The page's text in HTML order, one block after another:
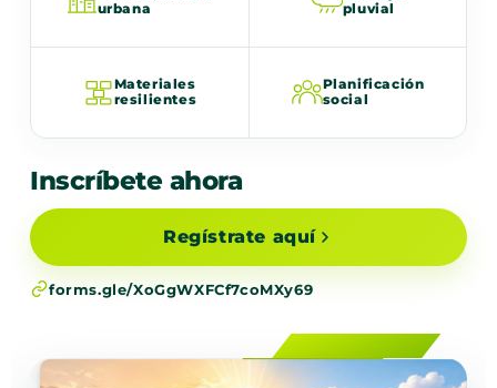
urbana
pluvial
Materiales
resilientes
Planificación
social
Inscríbete ahora
Regístrate aquí
forms.gle/XoGgWXFCf7coMXy69